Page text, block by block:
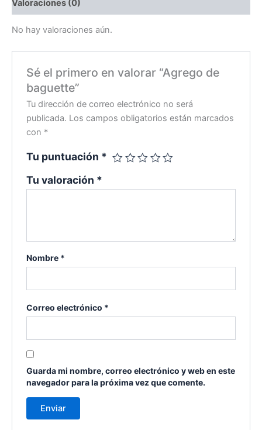
Valoraciones (0)
No hay valoraciones aún.
Sé el primero en valorar “Agrego de
baguette”
Tu dirección de correo electrónico no será
publicada. Los campos obligatorios están marcados
con *
Tu puntuación *
Tu valoración *
Nombre *
Correo electrónico *
Guarda mi nombre, correo electrónico y web en este
navegador para la próxima vez que comente.